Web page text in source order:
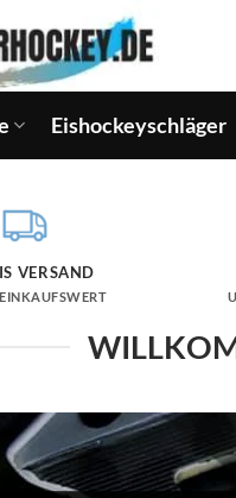
Eishockeyschläger
VERSAND